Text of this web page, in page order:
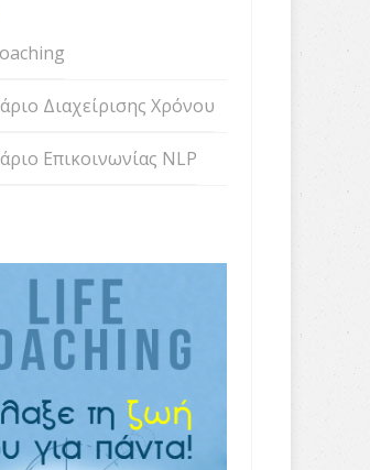
Διαχείρισης Χρόνου
Επικοινωνίας NLP